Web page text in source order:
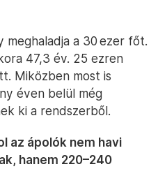
meghaladja a 30 ezer főt.
47,3 év. 25 ezren
Miközben most is
éven belül még
ki a rendszerből.
az ápolók nem havi
hanem 220–240